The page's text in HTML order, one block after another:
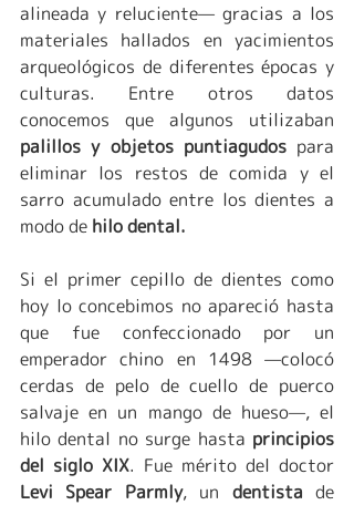
alineada y reluciente— gracias a los
materiales hallados en yacimientos
arqueológicos de diferentes épocas y
culturas. Entre otros datos
palillos y objetos puntiagudos para
eliminar los restos de comida y el
sarro acumulado entre los dientes a
modo de hilo dental.
Si el primer cepillo de dientes como
hoy lo concebimos no apareció hasta
que fue confeccionado por un
emperador chino en 1498 —colocó
cerdas de pelo de cuello de puerco
salvaje en un mango de hueso—, el
hilo dental no surge hasta principios
del siglo XIX
Levi Spear Parmly, un dentista de